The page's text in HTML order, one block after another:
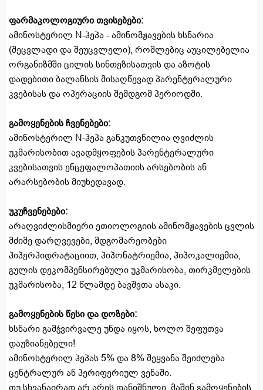
ფარმაკოლოგიური თვისებები:
ამინოსტერილ N-ჰეპა - ამინომჟავების ხსნარია
(შეცვლადი და შეუცვლელი), რომლებიც აუცილებელია
ორგანიზმში ცილის სინთეზისათვის და აზოტის
დადებითი ბალანსის მისაღწევად პარენტერალური
კვებისას და ოპერაციის შემდგომ პერიოდში.
გამოყენების ჩვენებები:
ამინოსტერილ N-ჰეპა განკუთვნილია ღვიძლის
უკმარისობით ავადმყოფების პარენტერალური
კვებისათვის ენცეფალოპათიის არსებობის ან
არარსებობის მიუხედავად.
უკუჩვენებები:
არაღვიძლისმიერი ეთიოლოგიის ამინომჟავების ცვლის
მძიმე დარღვევები, მდგომარეობები
ჰიპერჰიდრატაციით, ჰიპონატრიემია, ჰიპოკალიემია,
გულის დეკომპენსირებული უკმარისობა, თირკმელების
უკმარისობა, 12 წლამდე ბავშვთა ასაკი.
გამოყენების წესი და დოზები:
ხსნარი გამჭვირვალე უნდა იყოს, ხოლო შეფუთვა
დაუზიანებელი!
ამინოსტერილ ჰეპას 5% და 8% შეყვანა შეიძლება
ცენტრალურ ან პერიფერიულ ვენაში.
თუ სხვანაირად არ არის დანიშნული, მაშინ გამოყენების